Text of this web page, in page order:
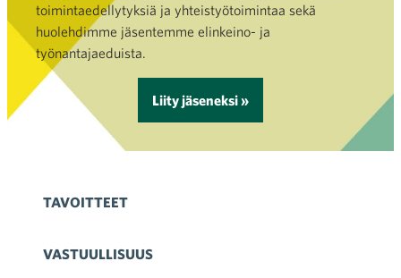
toimintaedellytyksiä ja yhteistyötoimintaa sekä
huolehdimme jäsentemme elinkeino- ja
työnantajaeduista.
Liity jäseneksi »
TAVOITTEET
VASTUULLISUUS